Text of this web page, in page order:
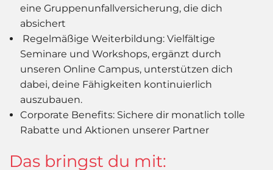
eine Gruppenunfallversicherung, die dich
absichert
Regelmäßige Weiterbildung: Vielfältige
Seminare und Workshops, ergänzt durch
unseren Online Campus, unterstützen dich
dabei, deine Fähigkeiten kontinuierlich
auszubauen.
Corporate Benefits: Sichere dir monatlich tolle
Rabatte und Aktionen unserer Partner
Das bringst du mit: